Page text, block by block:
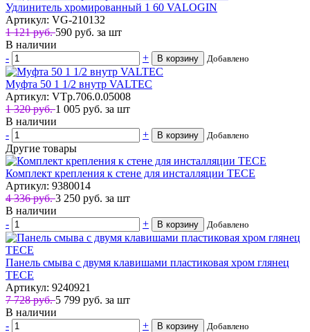
Удлинитель хромированный 1 60 VALOGIN
Артикул: VG-210132
1 121 руб.590 руб. за шт
В наличии
-
+ В корзину Добавлено
Муфта 50 1 1/2 внутр VALTEC
Артикул: VTp.706.0.05008
1 320 руб.1 005 руб. за шт
В наличии
-
+ В корзину Добавлено
Другие товары
Комплект крепления к стене для инсталляции TECE
Артикул: 9380014
4 336 руб.3 250 руб. за шт
В наличии
-
+ В корзину Добавлено
Панель смыва с двумя клавишами пластиковая хром глянец
TECE
Артикул: 9240921
7 728 руб.5 799 руб. за шт
В наличии
-
+ В корзину Добавлено